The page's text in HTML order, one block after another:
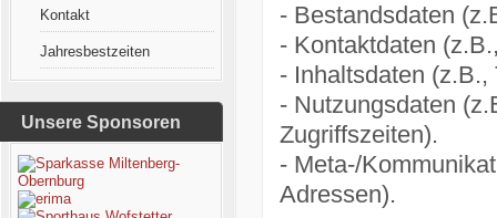
Kontakt
Jahresbestzeiten
Unsere Sponsoren
- Bestandsdaten
- Kontaktdaten
- Inhaltsdaten
- Nutzungsdaten
Zugriffszeiten).
- Meta-/
Adressen).